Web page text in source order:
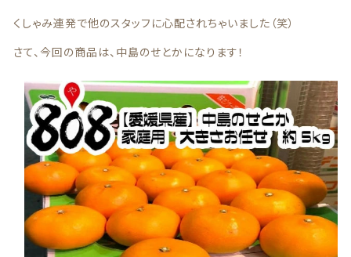
くしゃみ連発で他のスタッフに心配されちゃいました（笑）
さて、今回の商品は、中島のせとかになります！
果物 訳あり商品
カテゴリー一覧
旬の商品
果物
訳あり商品
贈答用商品
親カテゴリー
子カテゴリー
価格帯
～
その他